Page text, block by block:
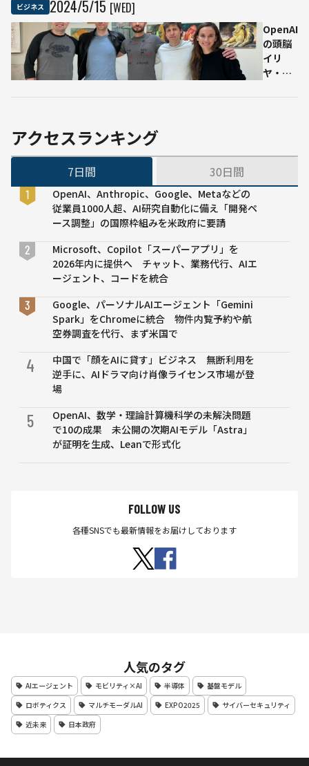
ブ」
をオ
ープ
開発者会
議
ビジネス 2024/5/15 [WED]
OpenAI
の頭脳
イリ
ヤ・サ
新たな
ェクト
アクセスランキング
7日間 30日間
OpenAI、Anthropic、Google、Metaなどの
従業員1000人超、AI研究自動化に備え「開発ペ
ース調整」の国際枠組みを米政府に要請
Microsoft、Copilot「スーパーアプリ」を
2026年内に提供へ チャット、業務代行、AIエ
ージェント、コードを統合
Google、パーソナルAIエージェント「Gemini
Spark」をChromeに統合 物件内覧予約や航
空券調査を代行、まず米国で
4
中国で「顔をAIに貸す」ビジネス 無断利用を
逆手に、AIドラマ向け肖像ライセンス市場が登
場
5
OpenAI、数学・理論計算機科学の未解決問題
で10の成果 未公開の次期AIモデル「Astra」
が証明を生成、Leanで形式化
FOLLOW US
各種SNSでも最新情報をお届けしております
人気のタグ
AIエージェント モビリティ×AI 半導体
基盤モデル
ロボティクス
マルチモーダルAI EXPO2025
サイバーセキュリティ
近未来
日本政府